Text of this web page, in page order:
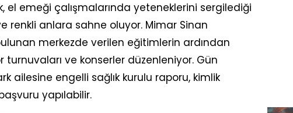
el emeği çalışmalarında yeteneklerini sergilediği
renkli anlara sahne oluyor. Mimar Sinan
merkezde verilen eğitimlerin ardından
ve konserler düzenleniyor. Gün
ailesine engelli sağlık kurulu raporu, kimlik
yapılabilir.